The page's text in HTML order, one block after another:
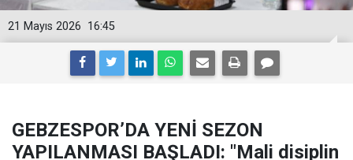
16:45
21 Mayıs 2026
GEBZESPOR’DA YENİ SEZON
YAPILANMASI BAŞLADI: "Mali disiplin